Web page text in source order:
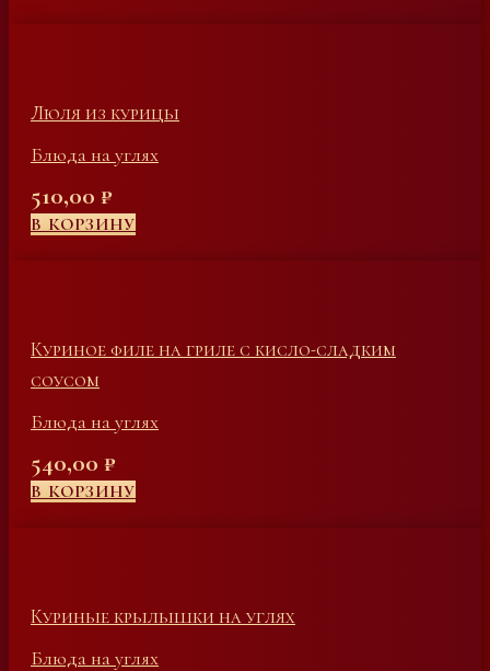
Люля из курицы
Блюда на углях
510,00 ₽
В КОРЗИНУ
Куриное филе на гриле с кисло-сладким
соусом
Блюда на углях
540,00 ₽
В КОРЗИНУ
Куриные крылышки на углях
Блюда на углях